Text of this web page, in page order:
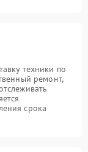
техники по
ремонт,
срока